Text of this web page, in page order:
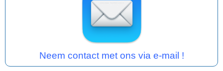
Neem contact met ons via e-mail !